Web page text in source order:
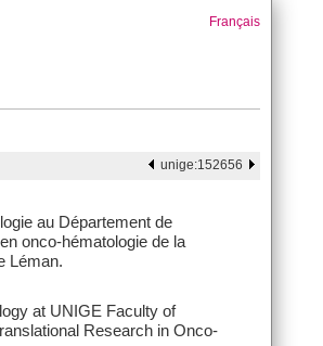
Français
unige:152656
au Département de
onco-hématologie de la
Léman.
at UNIGE Faculty of
Research in Onco-